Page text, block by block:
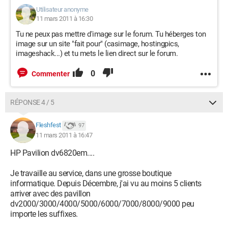
Utilisateur anonyme
11 mars 2011 à 16:30
Tu ne peux pas mettre d'image sur le forum. Tu héberges ton
image sur un site "fait pour" (casimage, hostingpics,
imageshack...) et tu mets le lien direct sur le forum.
Commenter 0
RÉPONSE 4 / 5
Fleshfest 97
11 mars 2011 à 16:47
HP Pavilion dv6820em....
Je travaille au service, dans une grosse boutique
informatique. Depuis Décembre, j'ai vu au moins 5 clients
arriver avec des pavillon
dv2000/3000/4000/5000/6000/7000/8000/9000 peu
importe les suffixes.